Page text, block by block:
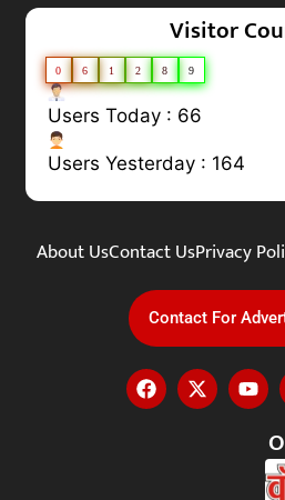
Visitor
0 6 1 2 8 9
Users Today : 66
Users Yesterday : 164
About UsContact UsPrivacy
Contact For